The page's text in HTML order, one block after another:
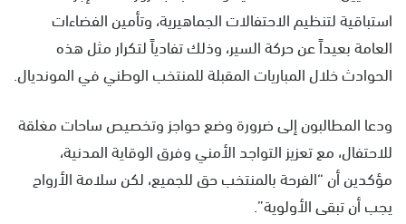
استباقية لتنظيم الاحتفالات الجماهيرية، وتأمين الفضاءات
العامة بعيداً عن حركة السير، وذلك تفادياً لتكرار مثل هذه
الحوادث خلال المباريات المقبلة للمنتخب الوطني في المونديال.
ودعا المطالبون إلى ضرورة وضع حواجز وتخصيص ساحات مغلقة
للاحتفال، مع تعزيز التواجد الأمني وفرق الوقاية المدنية،
مؤكدين أن “الفرحة بالمنتخب حق للجميع، لكن سلامة الأرواح
يجب أن تبقى الأولوية”.